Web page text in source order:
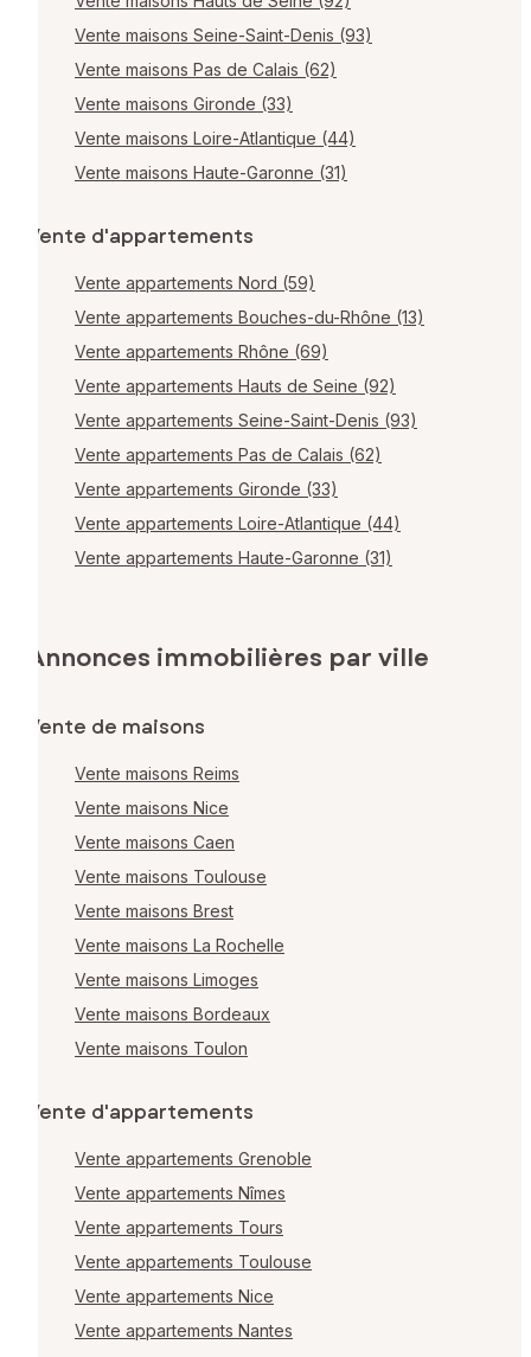
Vente maisons Seine-Saint-Denis (93)
Vente maisons Pas de Calais (62)
Vente maisons Gironde (33)
Vente maisons Loire-Atlantique (44)
Vente maisons Haute-Garonne (31)
Vente d'appartements
Vente appartements Nord (59)
Vente appartements Bouches-du-Rhône (13)
Vente appartements Rhône (69)
Vente appartements Hauts de Seine (92)
Vente appartements Seine-Saint-Denis (93)
Vente appartements Pas de Calais (62)
Vente appartements Gironde (33)
Vente appartements Loire-Atlantique (44)
Vente appartements Haute-Garonne (31)
Annonces immobilières par ville
Vente de maisons
Vente maisons Reims
Vente maisons Nice
Vente maisons Caen
Vente maisons Toulouse
Vente maisons Brest
Vente maisons La Rochelle
Vente maisons Limoges
Vente maisons Bordeaux
Vente maisons Toulon
Vente d'appartements
Vente appartements Grenoble
Vente appartements Nîmes
Vente appartements Tours
Vente appartements Toulouse
Vente appartements Nice
Vente appartements Nantes